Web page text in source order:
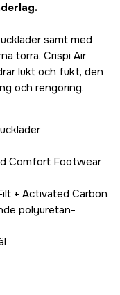
samt med
torra. Crispi Air
lukt och fukt, den
och rengöring.
Comfort Footwear
+ Activated Carbon
polyuretan-